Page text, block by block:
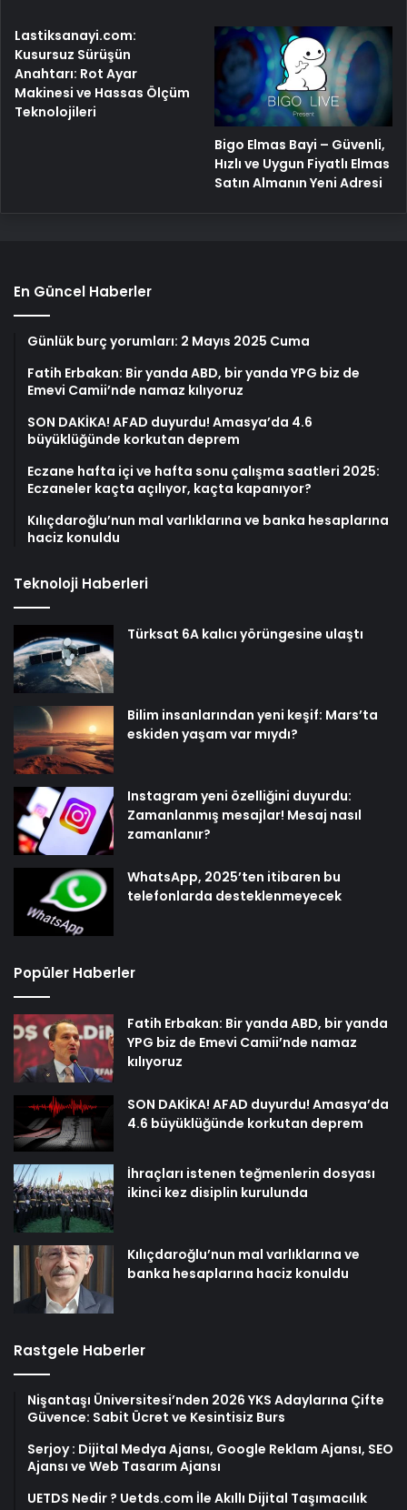
Lastiksanayi.com:
Kusursuz Sürüşün
Anahtarı: Rot Ayar
Makinesi ve Hassas Ölçüm
Teknolojileri
Bigo Elmas Bayi – Güvenli,
Hızlı ve Uygun Fiyatlı Elmas
Satın Almanın Yeni Adresi
En Güncel Haberler
Günlük burç yorumları: 2 Mayıs 2025 Cuma
Fatih Erbakan: Bir yanda ABD, bir yanda YPG biz de
Emevi Camii’nde namaz kılıyoruz
SON DAKİKA! AFAD duyurdu! Amasya’da 4.6
büyüklüğünde korkutan deprem
Eczane hafta içi ve hafta sonu çalışma saatleri 2025:
Eczaneler kaçta açılıyor, kaçta kapanıyor?
Kılıçdaroğlu’nun mal varlıklarına ve banka hesaplarına
haciz konuldu
Teknoloji Haberleri
Türksat 6A kalıcı yörüngesine ulaştı
Bilim insanlarından yeni keşif: Mars’ta
eskiden yaşam var mıydı?
Instagram yeni özelliğini duyurdu:
Zamanlanmış mesajlar! Mesaj nasıl
zamanlanır?
WhatsApp, 2025’ten itibaren bu
telefonlarda desteklenmeyecek
Popüler Haberler
Fatih Erbakan: Bir yanda ABD, bir yanda
YPG biz de Emevi Camii’nde namaz
kılıyoruz
SON DAKİKA! AFAD duyurdu! Amasya’da
4.6 büyüklüğünde korkutan deprem
İhraçları istenen teğmenlerin dosyası
ikinci kez disiplin kurulunda
Kılıçdaroğlu’nun mal varlıklarına ve
banka hesaplarına haciz konuldu
Rastgele Haberler
Nişantaşı Üniversitesi’nden 2026 YKS Adaylarına Çifte
Güvence: Sabit Ücret ve Kesintisiz Burs
Serjoy : Dijital Medya Ajansı, Google Reklam Ajansı, SEO
Ajansı ve Web Tasarım Ajansı
UETDS Nedir ? Uetds.com İle Akıllı Dijital Taşımacılık